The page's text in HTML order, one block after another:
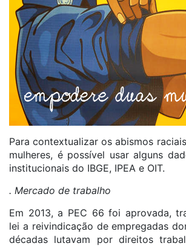
Para contextualizar os abismos
mulheres, é possível usar alguns
institucionais do IBGE, IPEA e OIT.
. Mercado de trabalho
Em 2013, a PEC 66 foi aprovada,
lei a reivindicação de empregadas
décadas lutavam por direitos